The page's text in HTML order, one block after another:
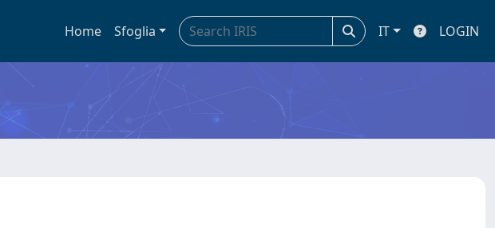
Home Sfoglia IT LOGIN